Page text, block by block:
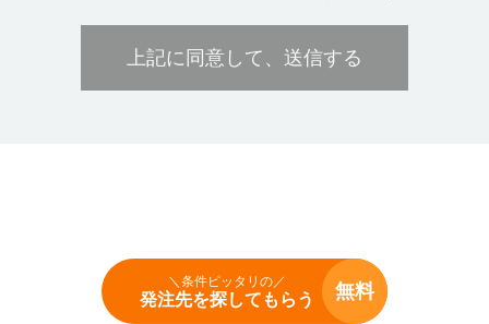
上記に同意して、送信する
＼条件ピッタリの／
発注先を探してもらう 無料